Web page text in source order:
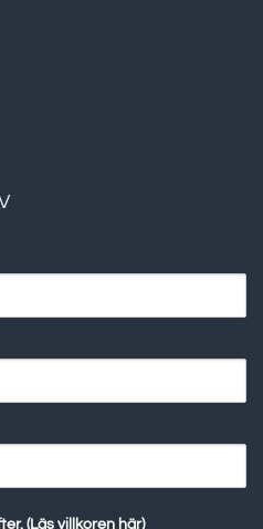
(Läs villkoren här)